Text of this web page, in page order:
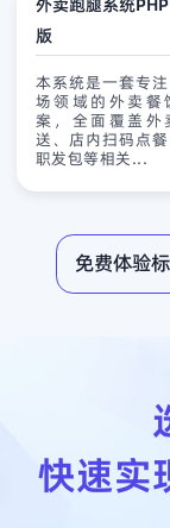
查看详情
外卖跑腿系统PHP
版
本系统是一套专
场领域的外卖餐
案，全面覆盖外
送、店内扫码点
职发包等相关...
免费体验
快速实